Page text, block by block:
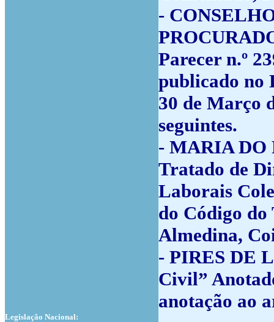
-
Parecer n.º
publicado no
30 de Março
seguintes.
- MARIA DO
Tratado de
Laborais
do Código do
Almedina,
- PIRES DE
Civil”
anotação ao
Legislação Nacional: